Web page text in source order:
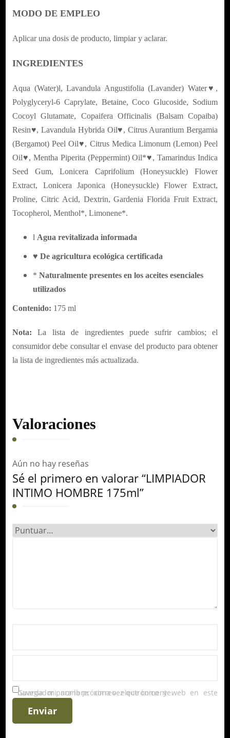
MODO DE EMPLEO
Aplicar una dosis de producto, limpiar y aclarar.
INGREDIENTES
Aqua (Water)l, Lavandula Angustifolia (Lavander) Water♥,
Polyglyceryl-6 Caprylate, Betaine, Coco Glucoside, Sodium
Cocoyl Glutamate, Copaifera Officinalis (Balsam Copaiba)
Resin♥, Lavandula Hybrida Oil♥, Citrus Aurantium Bergamia
(Bergamot) Peel Oil♥, Citrus Medica Limonum (Lemon) Peel
Oil♥, Mentha Piperita (Peppermint) Oil*♥, Tamarindus Indica
Seed Gum, Lonicera Caprifolium (Honeysuckle) Flower
Extract, Lonicera Japonica (Honeysuckle) Flower Extract,
Proline, Citric Acid, Dextrin, Gardenia Florida Fruit Extract,
Tocopherol, Menthol*, Limonene*.
l Agua revitalizada informada
♥ De agricultura ecológica certificada
* Naturalmente presentes en los aceites esenciales
utilizados
Contenido: 175 ml
Nota: La lista de ingredientes puede sufrir cambios; el
consumidor debe consultar el envase del producto para obtener
la lista de ingredientes más actualizada.
Valoraciones
Aún no hay reseñas
Sé el primero en valorar “LIMPIADOR
INTIMO HOMBRE 175ml”
Guarda mi nombre, correo electrónico y web en este navegador para la próxima vez que comente.